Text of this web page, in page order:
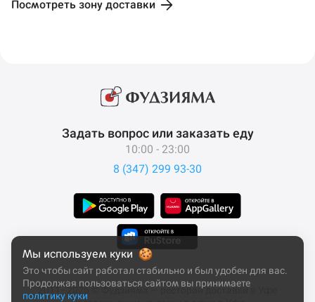
Дема
ул. Тальковая, 38
ЖК Сосны
Заберу заказ отсюда
ул. Академика Сулейманова, 9
ЖК Цветы Башкирии
Заберу заказ отсюда
Посмотреть зону доставки
Задать вопрос или заказать еду
10:00 - 23:00
8 (347) 299 93-30
2011–2026 © Фудзияма — ресторан доставки в Уфе
Мы используем куки
Это чтобы сайт работал стабильно и был удобен для вас.
Продолжая пользоваться сайтом вы принимаете
политику куки